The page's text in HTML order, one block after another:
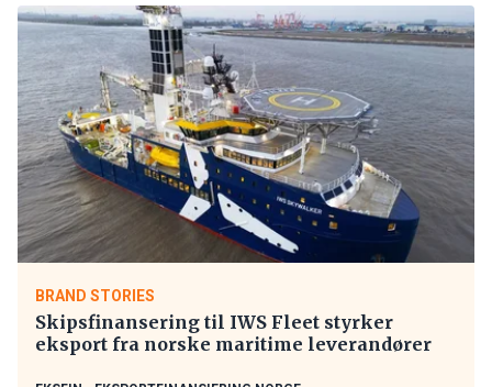
BRAND STORIES
Skipsfinansering til IWS Fleet styrker
eksport fra norske maritime leverandører